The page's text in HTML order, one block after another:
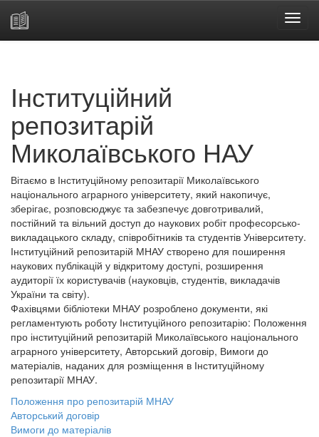
Інституційний
репозитарій
Миколаївського НАУ
Вітаємо в Інституційному репозитарії Миколаївського
національного аграрного університету, який накопичує,
зберігає, розповсюджує та забезпечує довготривалий,
постійний та вільний доступ до наукових робіт професорсько-
викладацького складу, співробітників та студентів Університету.
Інституційний репозитарій МНАУ створено для поширення
наукових публікацій у відкритому доступі, розширення
аудиторії їх користувачів (науковців, студентів, викладачів
України та світу).
Фахівцями бібліотеки МНАУ розроблено документи, які
регламентують роботу Інституційного репозитарію: Положення
про інституційний репозитарій Миколаївського національного
аграрного університету, Авторський договір, Вимоги до
матеріалів, наданих для розміщення в Інституційному
репозитарії МНАУ.
Положення про репозитарій МНАУ
Авторський договір
Вимоги до матеріалів